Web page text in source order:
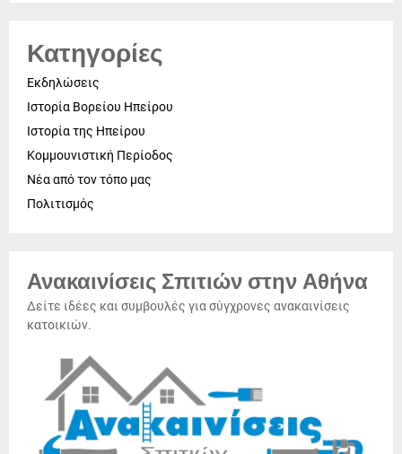
Κατηγορίες
Εκδηλώσεις
Ιστορία Βορείου Ηπείρου
Ιστορία της Ηπείρου
Κομμουνιστική Περίοδος
Νέα από τον τόπο μας
Πολιτισμός
Ανακαινίσεις Σπιτιών στην Αθήνα
Δείτε ιδέες και συμβουλές για σύγχρονες ανακαινίσεις
κατοικιών.